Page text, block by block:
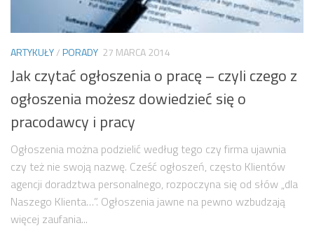
ARTYKUŁY/PORADY 27 MARCA 2014
Jak czytać ogłoszenia o pracę – czyli czego z
ogłoszenia możesz dowiedzieć się o
pracodawcy i pracy
Ogłoszenia można podzielić według tego czy firma ujawnia
czy też nie swoją nazwę. Cześć ogłoszeń, często Klientów
agencji doradztwa personalnego, rozpoczyna się od słów „dla
Naszego Klienta…”. Ogłoszenia jawne na pewno wzbudzają
więcej zaufania...